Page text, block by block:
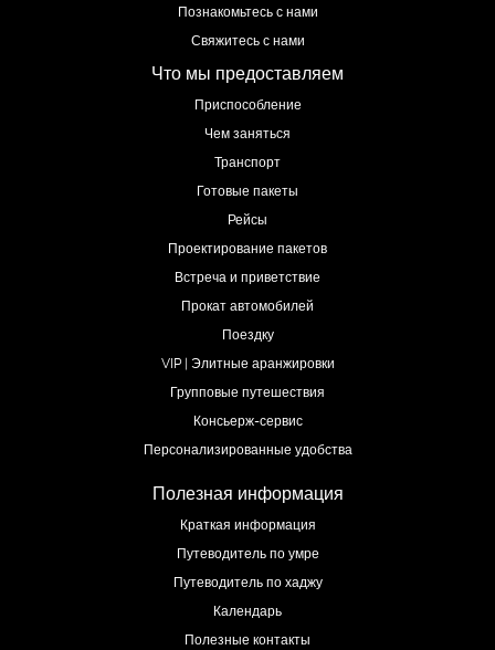
Познакомьтесь с нами
Свяжитесь с нами
Что мы предоставляем
Приспособление
Чем заняться
Транспорт
Готовые пакеты
Рейсы
Проектирование пакетов
Встреча и приветствие
Прокат автомобилей
Поездку
VIP | Элитные аранжировки
Групповые путешествия
Консьерж-сервис
Персонализированные удобства
Полезная информация
Краткая информация
Путеводитель по умре
Путеводитель по хаджу
Календарь
Полезные контакты